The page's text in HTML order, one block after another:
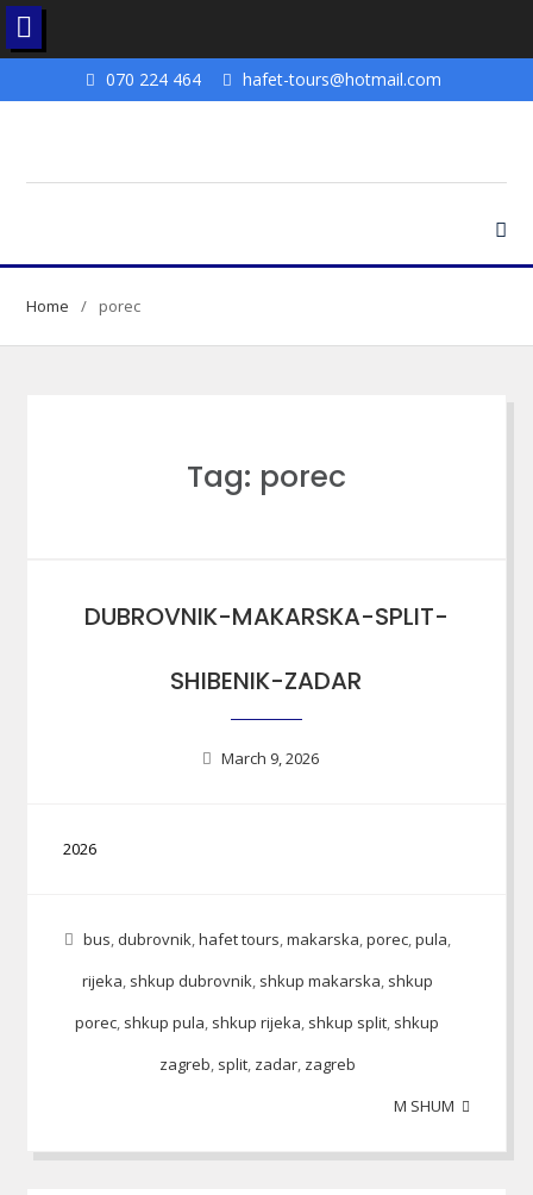
070 224 464 hafet-tours@hotmail.com
Home porec
Tag: porec
DUBROVNIK-MAKARSKA-SPLIT-
SHIBENIK-ZADAR
March 9, 2026
2026
bus, dubrovnik,hafet tours,makarska,porec,pula,
rijeka, shkup dubrovnik, shkup makarska, shkup
porec, shkup pula, shkup rijeka, shkup split, shkup
zagreb, split, zadar, zagreb
M SHUM